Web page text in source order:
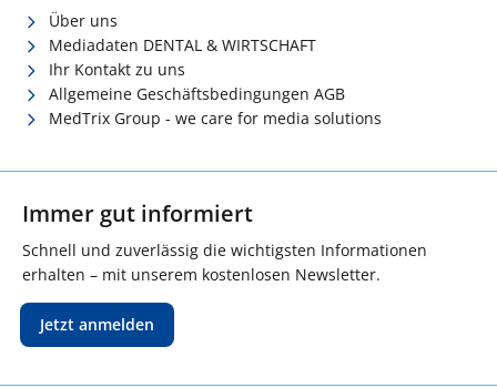
Über uns
Mediadaten DENTAL & WIRTSCHAFT
Ihr Kontakt zu uns
Allgemeine Geschäftsbedingungen AGB
MedTrix Group - we care for media solutions
Immer gut informiert
Schnell und zuverlässig die wichtigsten Informationen
erhalten – mit unserem kostenlosen Newsletter.
Jetzt anmelden